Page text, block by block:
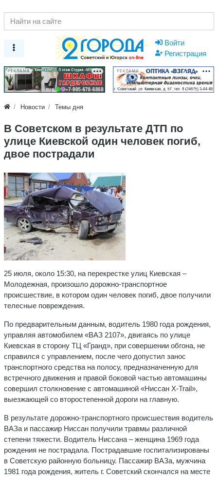
Войти
Регистрация
РЕКЛАМА РЕКЛАМА
Новости Темы дня
В Советском в результате ДТП по
улице Киевской один человек погиб,
двое пострадали
25 июля, около 15:30, на перекрестке улиц Киевская –
Молодежная, произошло дорожно-транспортное
происшествие, в котором один человек погиб, двое получили
телесные повреждения.
По предварительным данным, водитель 1980 года рождения,
управляя автомобилем «ВАЗ 2107», двигаясь по улице
Киевская в сторону ТЦ «Гранд», при совершении обгона, не
справился с управлением, после чего допустил занос
транспортного средства на полосу, предназначенную для
встречного движения и правой боковой частью автомашины
совершил столкновение с автомашиной «Ниссан X-Trail»,
выезжающей со второстепенной дороги на главную.
В результате дорожно-транспортного происшествия водитель
ВАЗа и пассажир Ниссан получили травмы различной
степени тяжести. Водитель Ниссана – женщина 1969 года
рождения не пострадала. Пострадавшие госпитализированы
в Советскую районную больницу. Пассажир ВАЗа, мужчина
1981 года рождения, житель г. Советский скончался на месте